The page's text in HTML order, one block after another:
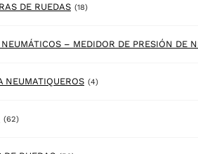
DE RUEDAS (18)18 products
NEUMATIQUEROS (4)4 products
(62)62 products